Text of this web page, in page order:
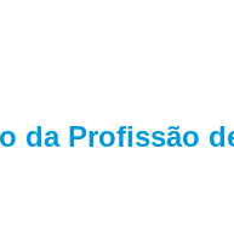
da Profissão